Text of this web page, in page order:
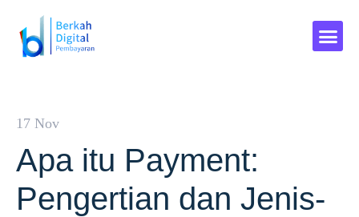
17 Nov
Apa itu Payment:
Pengertian dan Jenis-